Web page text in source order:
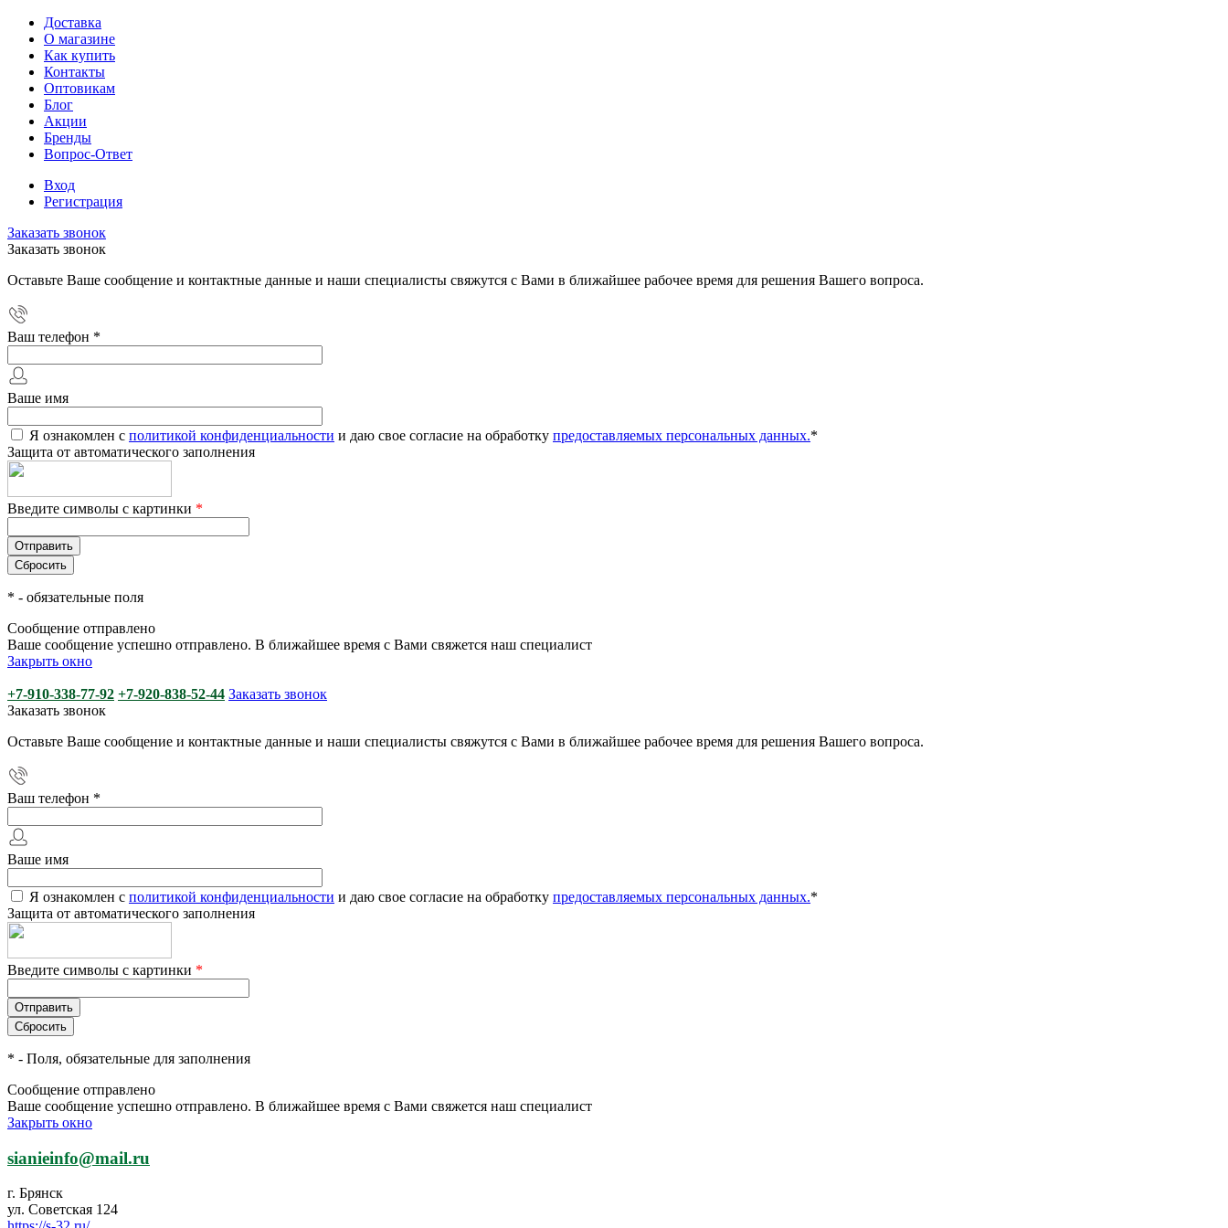
Доставка
О магазине
Как купить
Контакты
Оптовикам
Блог
Акции
Бренды
Вопрос-Ответ
Вход
Регистрация
Заказать звонок
Заказать звонок
Оставьте Ваше сообщение и контактные данные и наши специалисты свяжутся с Вами в ближайшее рабочее время для решения Вашего вопроса.
Ваш телефон *
Ваше имя
Я ознакомлен с политикой конфиденциальности и даю свое согласие на обработку предоставляемых персональных данных.*
Защита от автоматического заполнения
Введите символы с картинки *
* - обязательные поля
Сообщение отправлено
Ваше сообщение успешно отправлено. В ближайшее время с Вами свяжется наш специалист
Закрыть окно
+7-910-338-77-92 +7-920-838-52-44 Заказать звонок
Заказать звонок
Оставьте Ваше сообщение и контактные данные и наши специалисты свяжутся с Вами в ближайшее рабочее время для решения Вашего вопроса.
Ваш телефон *
Ваше имя
Я ознакомлен с политикой конфиденциальности и даю свое согласие на обработку предоставляемых персональных данных.*
Защита от автоматического заполнения
Введите символы с картинки *
* - Поля, обязательные для заполнения
Сообщение отправлено
Ваше сообщение успешно отправлено. В ближайшее время с Вами свяжется наш специалист
Закрыть окно
sianieinfo@mail.ru
г. Брянск
ул. Советская 124